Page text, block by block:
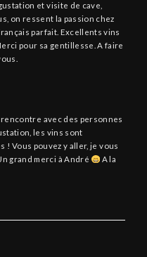
et visite de cave,
on ressent la passion chez
parfait. Excellents vins
pour sa gentillesse. A faire
avec des personnes
les vins sont
! Vous pouvez y aller, je vous
grand merci à André
A la